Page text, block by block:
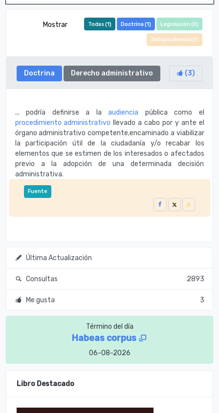
Mostrar Todas (1) Doctrina (1) Legislación (0)
Jurisprudencia (0)
Doctrina Derecho administrativo (3)
... podría definirse a la audiencia pública como el
procedimiento administrativo llevado a cabo por y ante el
órgano administrativo competente,encaminado a viabilizar
la participación útil de la ciudadanía y/o recabar los
elementos que se estimen de los interesados o afectados
previo a la adopción de una determinada decisión
administrativa.
Fuente
Última Actualización
Consultas 2893
Me gusta 3
Término del día
Habeas corpus
06-08-2026
Libro Destacado